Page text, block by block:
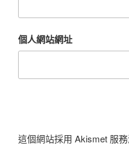
個人網站網址
這個網站採用 Akismet 服